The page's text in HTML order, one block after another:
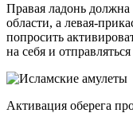
Правая ладонь должна
области, а левая-
попросить
на себя и
Активация оберега